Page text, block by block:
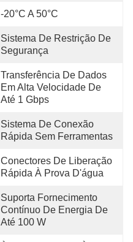
-20°C A 50°C
Sistema De Restrição De
Segurança
Transferência De Dados
Em Alta Velocidade De
Até 1 Gbps
Sistema De Conexão
Rápida Sem Ferramentas
Conectores De Liberação
Rápida À Prova D'água
Suporta Fornecimento
Contínuo De Energia De
Até 100 W